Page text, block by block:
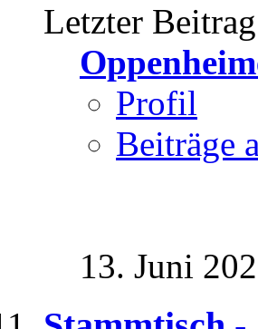
Letzter
Profil
Beiträge
13. Juni